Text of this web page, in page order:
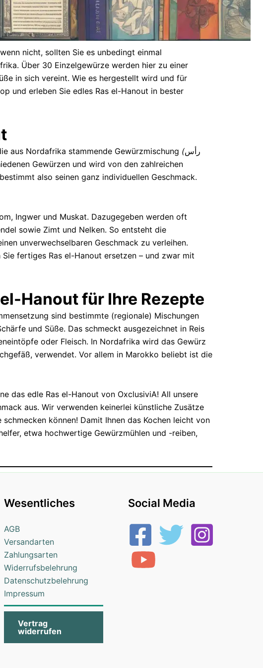
nicht, sollten Sie es unbedingt einmal
Über 30 Einzelgewürze werden hier zu einer
in sich vereint. Wie es hergestellt wird und für
und erleben Sie edles Ras el-Hanout in bester
aus Nordafrika stammende Gewürzmischung (رأس
Gewürzen und wird von den zahlreichen
also seinen ganz individuellen Geschmack.
Ingwer und Muskat. Dazugegeben werden oft
sowie Zimt und Nelken. So entsteht die
unverwechselbaren Geschmack zu verleihen.
fertiges Ras el-Hanout ersetzen – und zwar mit
Hanout für Ihre Rezepte
sind bestimmte (regionale) Mischungen
und Süße. Das schmeckt ausgezeichnet in Reis
oder Fleisch. In Nordafrika wird das Gewürz
verwendet. Vor allem in Marokko beliebt ist die
das edle Ras el-Hanout von OxclusiviA! All unsere
aus. Wir verwenden keinerlei künstliche Zusätze
können! Damit Ihnen das Kochen leicht von
etwa hochwertige Gewürzmühlen und -reiben,
Wesentliches
AGB
Versandarten
Zahlungsarten
Widerrufsbelehrung
Datenschutzbelehrung
Impressum
Vertrag
widerrufen
Social Media